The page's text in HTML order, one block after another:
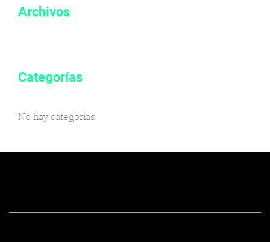
Archivos
Categorías
No hay categorías